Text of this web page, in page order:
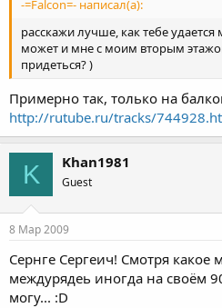
-=Falcon=- написал(а):
расскажи лучше, как тебе удается
может и мне с моим вторым
придеться? )
Примерно так, только на
http://rutube.ru/tracks/
K Khan1981
Guest
8 Мар 2009
Сернге Сергеич! Смотря
междурядеь иногда на своём
могу... :D